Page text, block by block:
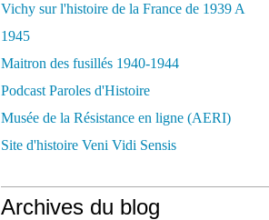
Vichy sur l'histoire de la France de 1939 A
1945
Maitron des fusillés 1940-1944
Podcast Paroles d'Histoire
Musée de la Résistance en ligne (AERI)
Site d'histoire Veni Vidi Sensis
Archives du blog